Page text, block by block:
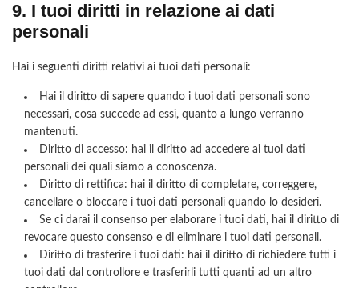
9. I tuoi diritti in relazione ai dati
personali
Hai i seguenti diritti relativi ai tuoi dati personali:
Hai il diritto di sapere quando i tuoi dati personali sono
necessari, cosa succede ad essi, quanto a lungo verranno
mantenuti.
Diritto di accesso: hai il diritto ad accedere ai tuoi dati
personali dei quali siamo a conoscenza.
Diritto di rettifica: hai il diritto di completare, correggere,
cancellare o bloccare i tuoi dati personali quando lo desideri.
Se ci darai il consenso per elaborare i tuoi dati, hai il diritto di
revocare questo consenso e di eliminare i tuoi dati personali.
Diritto di trasferire i tuoi dati: hai il diritto di richiedere tutti i
tuoi dati dal controllore e trasferirli tutti quanti ad un altro